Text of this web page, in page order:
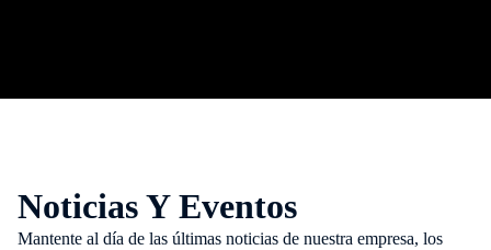
Noticias Y Eventos
Mantente al día de las últimas noticias de nuestra empresa, los